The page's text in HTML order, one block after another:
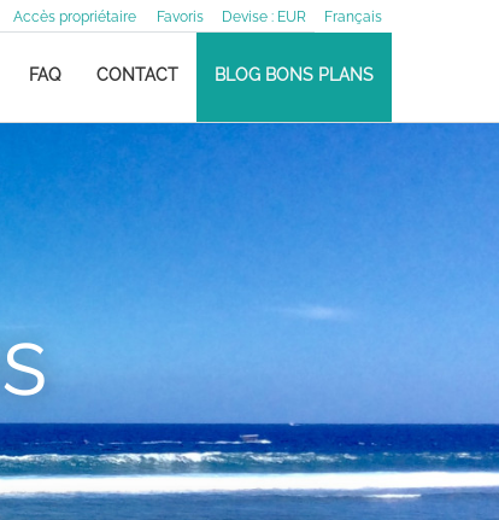
Français
Devise : EUR
Favoris
Accès propriétaire
FAQ CONTACT BLOG BONS PLANS